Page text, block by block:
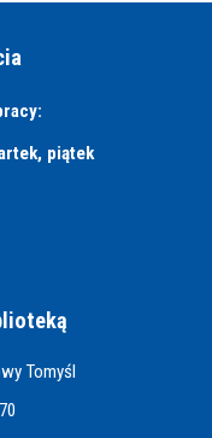
piątek
Tomyśl